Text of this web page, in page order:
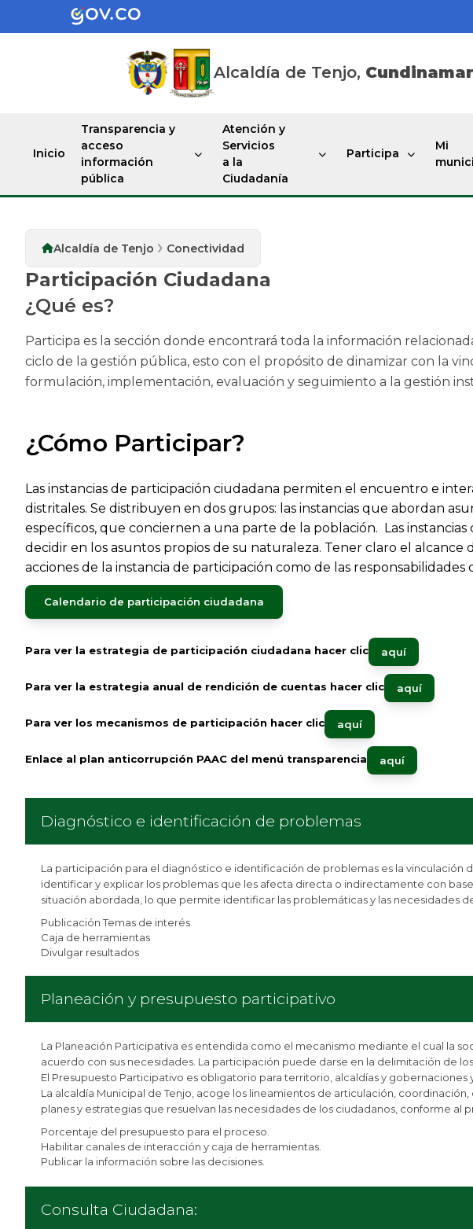
Alcaldía de Tenjo,
Inicio
Transparencia y
acceso
información
pública
Atención y
Servicios
a la
Ciudadanía
Participa
Mi
Alcaldía de Tenjo Conectividad
Participación Ciudadana
¿Qué es?
Participa es la sección donde encontrará toda la información
ciclo de la gestión pública, esto con el propósito de dinamizar con la
formulación, implementación, evaluación y seguimiento a la gestión
¿Cómo Participar?
Las instancias de participación ciudadana permiten el encuentro e
distritales. Se distribuyen en dos grupos: las instancias que abordan
específicos, que conciernen a una parte de la población. ​ Las
decidir en los asuntos propios de su naturaleza. Tener claro el
acciones de la instancia de participación como de las responsabilidades
Calendario de participación ciudadana
Para ver la estrategia de participación ciudadana hacer clic aquí​​
Para ver la estrategia anual de rendición de cuentas hacer clic aquí
Para ver los mecanismos de participación hacer clic aquí
Enlace al plan anticorrupción PAAC del menú transparencia aquí
Diagnóstico e identificación de problemas​
La participación para el diagnóstico e identificación de problemas es la
identificar y explicar los problemas que les afecta directa o indirectamente con
situación abordada, lo que permite identificar las problemáticas y las necesidades
Publicación Temas de interés
Caja de herramientas
Divulgar resultados
Planeación y presupuesto participativo
La Planeación Participativa es entendida como el mecanismo mediante el cual la
acuerdo con sus necesidades. La participación puede darse en la delimitación de
El Presupuesto Participativo es obligatorio para territorio, alcaldías y gobernaciones y
La alcaldía Municipal de Tenjo, acoge los lineamientos de articulación,
planes y estrategias que resuelvan las necesidades de los ciudadanos, conforme al
Porcentaje del presupuesto para el proceso.
Habilitar canales de interacción y caja de herramientas.
Publicar la información sobre las decisiones.
Consulta Ciudadana: